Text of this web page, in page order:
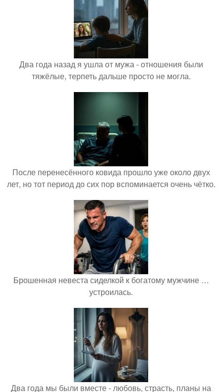
Два года назад я ушла от мужа - отношения были
тяжёлые, терпеть дальше просто не могла.
После перенесённого ковида прошло уже около двух
лет, но тот период до сих пор вспоминается очень чётко.
Брошенная невеста сиделкой к богатому мужчине …
устроилась.
Два года мы были вместе - любовь, страсть, планы на